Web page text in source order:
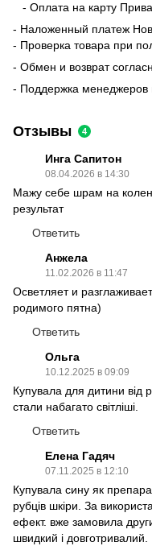
- Оплата на карту
- Наложенный платеж
- Проверка товара при
- Обмен и возврат
- Поддержка менеджеров
Отзывы 4
Инга Сапитон
08.04.2026 в 14:30
Мажу себе шрам на
результат
Ответить
Анжела
11.02.2026 в 11:47
Осветляет и
родимого пятна)
Ответить
Ольга
10.12.2025 в 09:09
Купувала для дитини від
стали набагато світліші.
Ответить
Елена Гадяч
07.11.2025 в 12:10
Купувала сину як
рубців шкіри. За
ефект. вже замовила
швидкий і довготривалий.